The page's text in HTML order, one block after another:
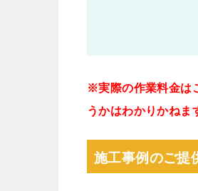
※実際の作業料金は
うかはわかりかねま
施工事例のご提